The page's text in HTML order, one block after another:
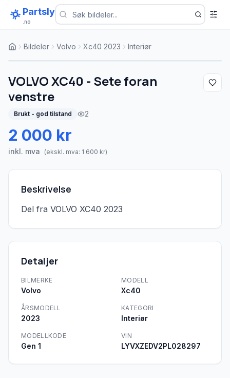
Partsly
.no
Bildeler Volvo Xc40 2023 Interiør
VOLVO XC40 - Sete foran
venstre
Brukt - god tilstand 2
2 000 kr
inkl. mva (ekskl. mva: 1 600 kr)
Beskrivelse
Del fra VOLVO XC40 2023
Detaljer
BILMERKE
Volvo
MODELL
Xc40
ÅRSMODELL
2023
KATEGORI
Interiør
MODELLKODE
Gen 1
VIN
LYVXZEDV2PL028297